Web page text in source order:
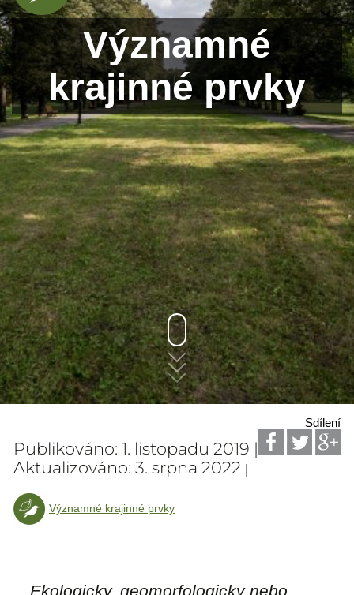
Významné
krajinné prvky
Sdílení
Publikováno: 1. listopadu 2019 |
Aktualizováno: 3. srpna 2022 |
Významné krajinné prvky
Ekologicky, geomorfologicky nebo